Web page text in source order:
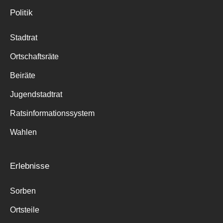
Politik
Stadtrat
Ortschaftsräte
Beiräte
Jugendstadtrat
Ratsinformationssystem
Wahlen
Erlebnisse
Sorben
Ortsteile